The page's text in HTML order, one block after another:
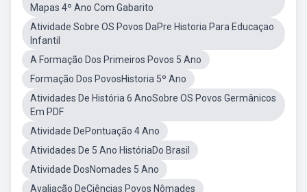
Mapas 4º Ano Com Gabarito
Atividade Sobre OS Povos DaPre Historia Para Educaçao
Infantil
A Formação Dos Primeiros Povos 5 Ano
Formação Dos PovosHistoria 5º Ano
Atividades De História 6 AnoSobre OS Povos Germânicos
Em PDF
Atividade DePontuação 4 Ano
Atividades De 5 Ano HistóriaDo Brasil
Atividade DosNomades 5 Ano
Avaliação DeCiências Povos Nômades